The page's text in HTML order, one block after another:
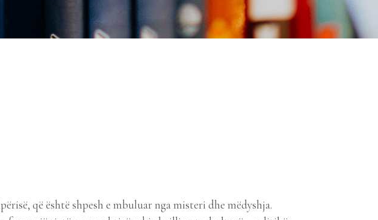
që është shpesh e mbuluar nga misteri dhe mëdyshja.